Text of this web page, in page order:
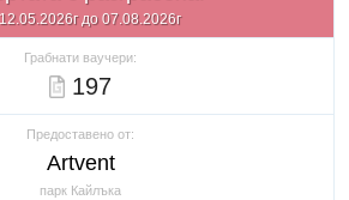
до 07.08.2026г
Грабнати ваучери:
197
Предоставено от:
Artvent
парк Кайлъка